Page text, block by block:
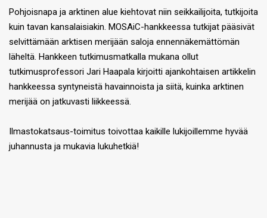
Pohjoisnapa ja arktinen alue kiehtovat niin seikkailijoita, tutkijoita
kuin tavan kansalaisiakin. MOSAiC-hankkeessa tutkijat pääsivät
selvittämään arktisen merijään saloja ennennäkemättömän
läheltä. Hankkeen tutkimusmatkalla mukana ollut
tutkimusprofessori Jari Haapala kirjoitti ajankohtaisen artikkelin
hankkeessa syntyneistä havainnoista ja siitä, kuinka arktinen
merijää on jatkuvasti liikkeessä.
Ilmastokatsaus-toimitus toivottaa kaikille lukijoillemme hyvää
juhannusta ja mukavia lukuhetkiä!